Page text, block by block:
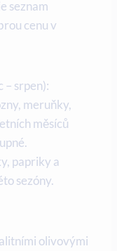
seznam
cenu v
– srpen):
meruňky,
měsíců
papriky a
sezóny.
olivovými